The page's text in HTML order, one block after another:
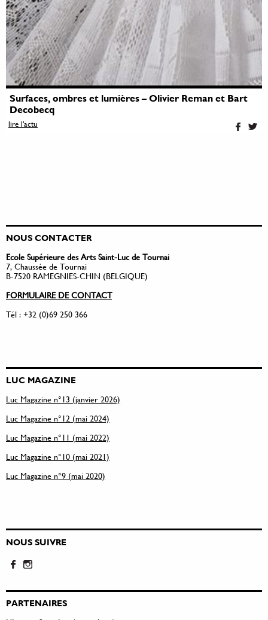
Surfaces, ombres et lumières – Olivier Reman et Bart
Decobecq
lire l'actu
NOUS CONTACTER
Ecole Supérieure des Arts Saint-Luc de Tournai
7, Chaussée de Tournai
B-7520 RAMEGNIES-CHIN (BELGIQUE)
FORMULAIRE DE CONTACT
Tél : +32 (0)69 250 366
LUC MAGAZINE
Luc Magazine n°13 (janvier 2026)
Luc Magazine n°12 (mai 2024)
Luc Magazine n°11 (mai 2022)
Luc Magazine n°10 (mai 2021)
Luc Magazine n°9 (mai 2020)
NOUS SUIVRE
PARTENAIRES